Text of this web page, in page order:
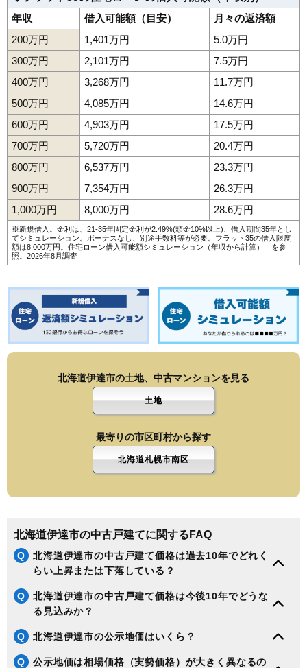
年収
借入可能額（目安）
月々の返済額
200万円
1,401万円
5.0万円
300万円
2,101万円
7.5万円
400万円
3,268万円
11.7万円
500万円
4,085万円
14.6万円
600万円
4,903万円
17.5万円
700万円
5,720万円
20.4万円
800万円
6,537万円
23.3万円
900万円
7,354万円
26.3万円
1,000万円
8,000万円 28.6万円
※新規借入。金利は、21-35年固定金利が2.49%(頭金10%以上)、借入期間35年とし
てシミュレーション。ボーナスなし、別途手数料等が必要。フラット35の借入限度
額は8,000万円。 住宅ローン借入可能額シミュレーション（年収から計算）
」を参
照。2026年8月調査
北海道伊達市の土地、中古マンションを見る
土地
最寄りの市区町村から探す
北海道札幌市南区
北海道伊達市の中古戸建てに関するFAQ
Q
北海道伊達市の中古戸建て価格は過去10年でどれく
らい上昇または下落している？
Q
北海道伊達市の中古戸建て価格は今後10年でどうな
る見込みか？
Q 北海道伊達市の公示地価はいくら？
Q
公示地価は相場価格（実勢価格）が大きく異なるの